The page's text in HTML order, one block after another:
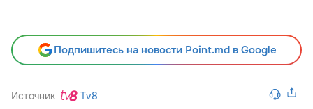
Подпишитесь на новости Point.md в Google
Источник Tv8